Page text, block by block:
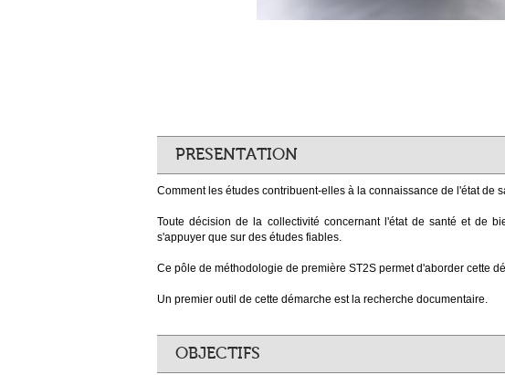
PRESENTATION
Comment les études contribuent-elles à la connaissance de l'état de
Toute décision de la collectivité concernant l'état de santé et de
s'appuyer que sur des études fiables.
Ce pôle de méthodologie de première ST2S permet d'aborder cette
Un premier outil de cette démarche est la recherche documentaire.
OBJECTIFS